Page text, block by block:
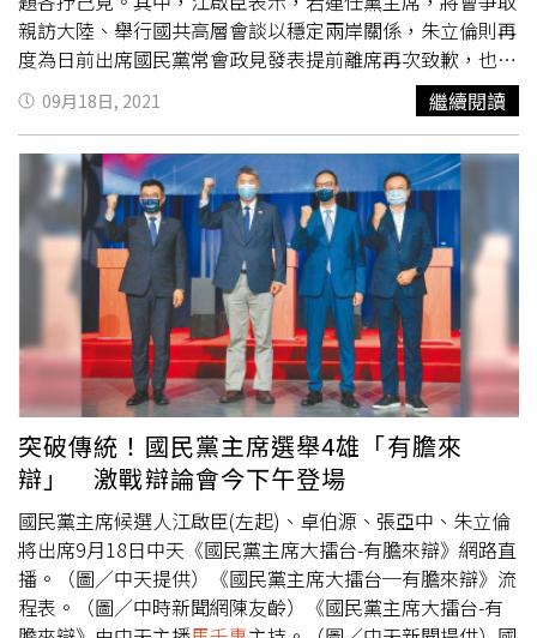
親訪大陸、舉行國共高層會談以穩定兩岸關係，朱立倫則再
度為日前出席國民黨常會政見發表提前離席再次致歉，也強
調將帶領國民黨力拼重返執政、實現「四個平反」。抽到辯
論會1號順序發言的江啟臣強調，中國國民黨必須回歸戰
鬥，因為過去10年來，面對民進黨1450洗腦及霸凌，只要
扣上「反中」「義和團式」的說法，就硬掰他們的主張是對
的、是主流，民眾單方面接受資訊，也很難做出正確判斷，
從疫苗、鳳梨輸陸、92共識都如此，台灣已經沒本錢再任由
綠營洗腦惡搞，必須回歸理性與科學，說真話，否則台灣將
輸光光。他也強調，國民黨如果再不戰鬥，就會被視為「窩
囊藍」「內鬥藍」。他還說，國民黨要回歸兩岸共識，就是
讓人民過好日子，兩岸政策原本也是國民黨強項，過去，92
共識曾在選舉中打趴過民進黨，當然不是票房毒藥，民進黨
執政後，卻動用各種力量將92共識「洗成」一國兩制，因此
國民黨一定要力挽狂瀾反制霸凌，民進黨執政也顯示無法處
理兩岸關係，但中國大陸就在台灣旁邊，台灣一定要與其共
處共存，他也意有所指的表示，與其爭辯「誰是美國線民」
「誰親中賣台」，不如真槍實彈的找陸方坐下來談，把問題
講清楚，他連任後也願意親赴大陸、展開國共高層會談。抽
到二號發言的朱立倫則表示，最近國民黨讓支持者有「很不
團結」的感覺，他身為參選人，要向大家致歉。他也要特別
09月18日, 2021 繼續閱讀
突破傳統！國民黨主席選舉4雄「有膽來
辯」 激戰辯論會今下午登場
國民黨主席候選人江啟臣(左起)、卓伯源、張亞中、朱立倫
將出席9月18日中天《國民黨主席大擂台-有膽來辯》網路直
播。（圖／中天提供）《國民黨主席大擂台─有膽來辯》流
程表。（圖／中時新聞網陳友齡）《國民黨主席大擂台-有